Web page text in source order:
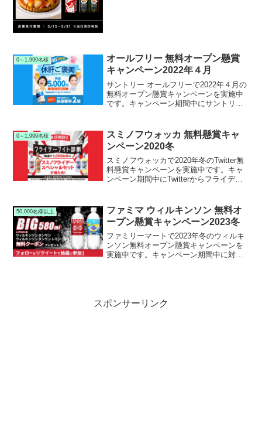
0～1,999名様
オールフリー 無料オープン懸賞
キャンペーン2022年４月
サントリー オールフリーで2022年４月の
無料オープン懸賞キャンペーンを実施中
です。キャンペーン期間中にサントリー
選で最大1,000名様に現金5,000円が当た
ります。
0～1,999名様
スミノフウォッカ 無料懸賞キャ
ンペーン2020冬
スミノフウォッカで2020年冬のTwitter無
料懸賞キャンペーンを実施中です。キャ
ンペーン期間中にTwitterからフライデー
ッカ スペシャルセットが当たります。
50,000名様以上
ファミマ ウィルキンソン 無料オ
ープン懸賞キャンペーン2023冬
ファミリーマートで2023年冬のウィルキ
ンソン無料オープン懸賞キャンペーンを
実施中です。キャンペーン期間中に対象
スポンサーリンク